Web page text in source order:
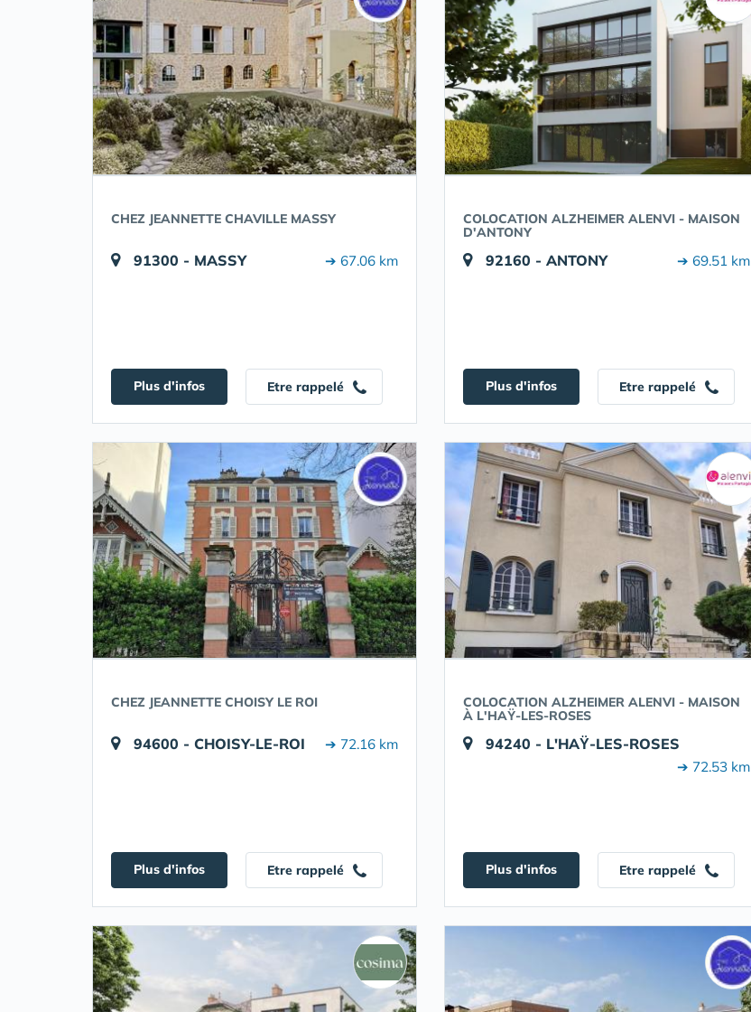
CHEZ JEANNETTE CHAVILLE MASSY
91300 - MASSY ➔ 67.06 km
Plus d'infos Etre rappelé
COLOCATION ALZHEIMER ALENVI - MAISON
D'ANTONY
92160 - ANTONY ➔ 69.51 km
Plus d'infos Etre rappelé
CHEZ JEANNETTE CHOISY LE ROI
94600 - CHOISY-LE-ROI ➔ 72.16 km
Plus d'infos Etre rappelé
COLOCATION ALZHEIMER ALENVI - MAISON
À L'HAŸ-LES-ROSES
94240 - L'HAŸ-LES-ROSES
➔ 72.53 km
Plus d'infos Etre rappelé